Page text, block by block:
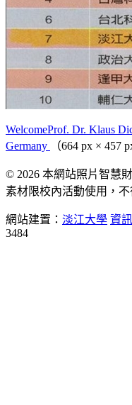
WelcomeProf. Dr. Klaus
Germany
（664 px × 457
© 2026 本網站照片智慧
素材限校內活動使用，不
網站建置： 淡江大學 資
3484